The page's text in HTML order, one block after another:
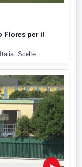
Flores per il
Scelte...